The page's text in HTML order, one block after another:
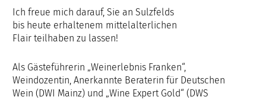
Ich freue mich darauf, Sie an Sulzfelds
bis heute erhaltenem mittelalterlichen
Flair teilhaben zu lassen!
Als Gästeführerin „Weinerlebnis Franken“,
Weindozentin, Anerkannte Beraterin für Deutschen
Wein (DWI Mainz) und „Wine Expert Gold“ (DWS